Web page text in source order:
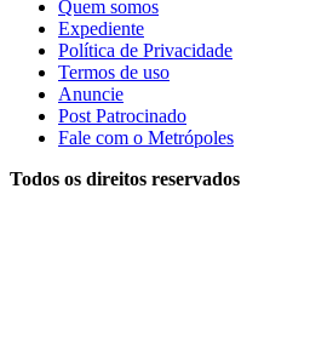
Quem somos
Expediente
Política de Privacidade
Termos de uso
Anuncie
Post Patrocinado
Fale com o Metrópoles
Todos os direitos reservados